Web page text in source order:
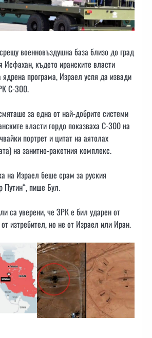
военновъздушна база близо до град
Исфахан, където иранските власти
ядрена програма, Израел успя да извади
С-300.
за една от най-добрите системи
власти гордо показваха С-300 на
портрет и цитат на аятолах
на занитно-ракетния комплекс.
на Израел беше срам за руския
Путин“, пише Бул.
са уверени, че ЗРК е бил ударен от
изтребител, но не от Израел или Иран.